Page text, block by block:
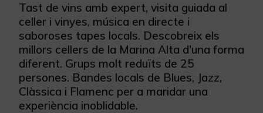
Tast de vins amb expert, visita guiada al
celler i vinyes, música en directe i
saboroses tapes locals. Descobreix els
millors cellers de la Marina Alta d'una forma
diferent. Grups molt reduïts de 25
persones. Bandes locals de Blues, Jazz,
Clàssica i Flamenc per a maridar una
experiència inoblidable.